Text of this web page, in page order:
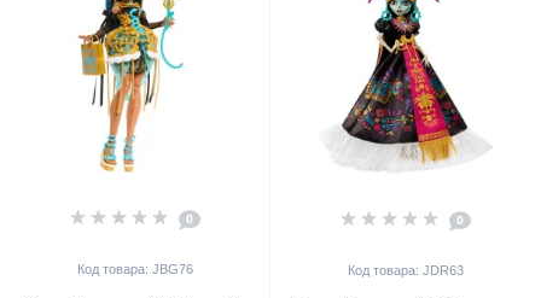
0
Код товара: JBG76
0
Код товара: JDR63